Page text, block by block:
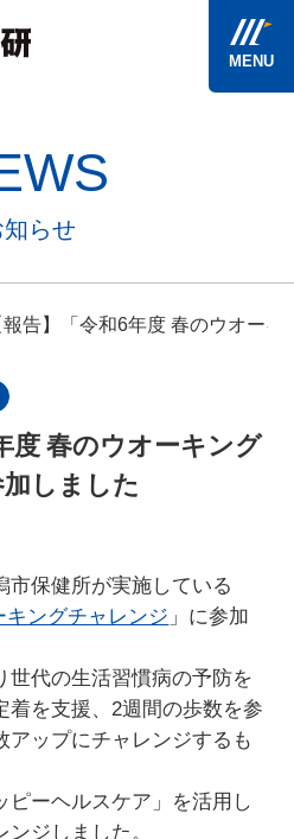
MENU
知らせ
報告】「令和6年度 春のウオー
度 春のウオーキング
しました
市保健所が実施している
ングチャレンジ 」に参加
世代の生活習慣病の予防を
着を支援、2週間の歩数を参
アップにチャレンジするも
ピーヘルスケア」を活用し
ジしました。